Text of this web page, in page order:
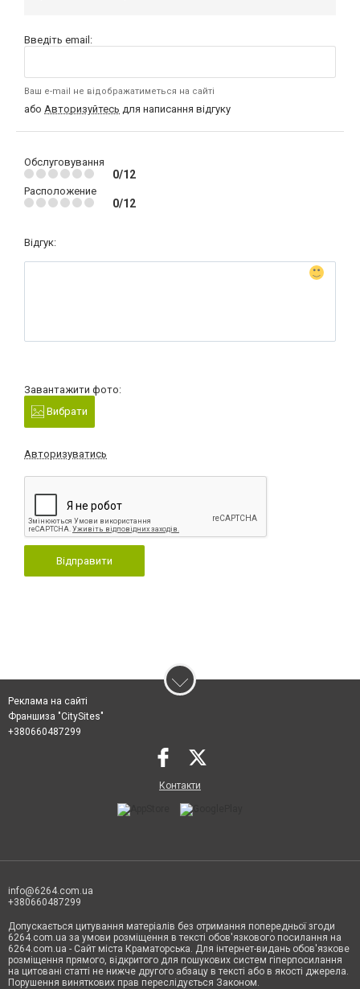
Введіть email:
Ваш e-mail не відображатиметься на сайті
або Авторизуйтесь для написання відгуку
Обслуговування
0/12
Расположение
0/12
Відгук:
Завантажити фото:
Вибрати
Авторизуватись
Відправити
Реклама на сайті
Франшиза "CitySites"
+380660487299
Контакти
info@6264.com.ua
+380660487299
Допускається цитування матеріалів без отримання попередньої згоди
6264.com.ua за умови розміщення в тексті обов'язкового посилання на
6264.com.ua - Сайт міста Краматорська. Для інтернет-видань обов'язкове
розміщення прямого, відкритого для пошукових систем гіперпосилання
на цитовані статті не нижче другого абзацу в тексті або в якості джерела.
Порушення виняткових прав переслідується Законом.